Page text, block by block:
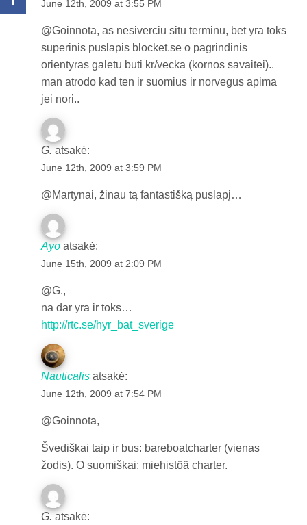
June 12th, 2009 at 3:55 PM
@Goinnota, as nesiverciu situ terminu, bet yra toks
superinis puslapis blocket.se o pagrindinis
orientyras galetu buti kr/vecka (kornos savaitei)..
man atrodo kad ten ir suomius ir norvegus apima
jei nori..
G. atsakė:
June 12th, 2009 at 3:59 PM
@Martynai, žinau tą fantastišką puslapį…
Ayo atsakė:
June 15th, 2009 at 2:09 PM
@G.,
na dar yra ir toks…
http://rtc.se/hyr_bat_sverige
Nauticalis atsakė:
June 12th, 2009 at 7:54 PM
@Goinnota,
Švediškai taip ir bus: bareboatcharter (vienas
žodis). O suomiškai: miehistöä charter.
G. atsakė: